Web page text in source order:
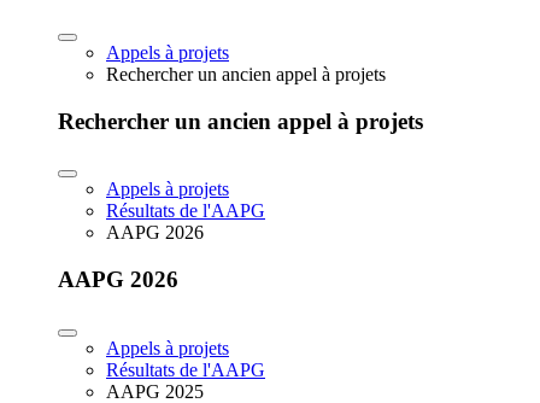
Appels à projets
Rechercher un ancien appel à projets
Rechercher un ancien appel à projets
Appels à projets
Résultats de l'AAPG
AAPG 2026
AAPG 2026
Appels à projets
Résultats de l'AAPG
AAPG 2025